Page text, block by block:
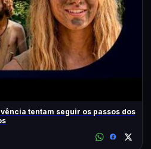
tentam seguir os passos dos